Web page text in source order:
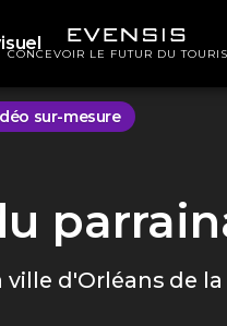
CONCEVOIR LE FUTUR DU
sur-mesure
d'Orléans de